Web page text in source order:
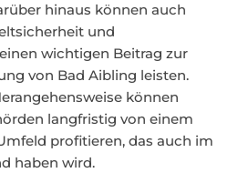
hinaus können auch
und
wichtigen Beitrag zur
von Bad Aibling leisten.
können
langfristig von einem
profitieren, das auch im
haben wird.